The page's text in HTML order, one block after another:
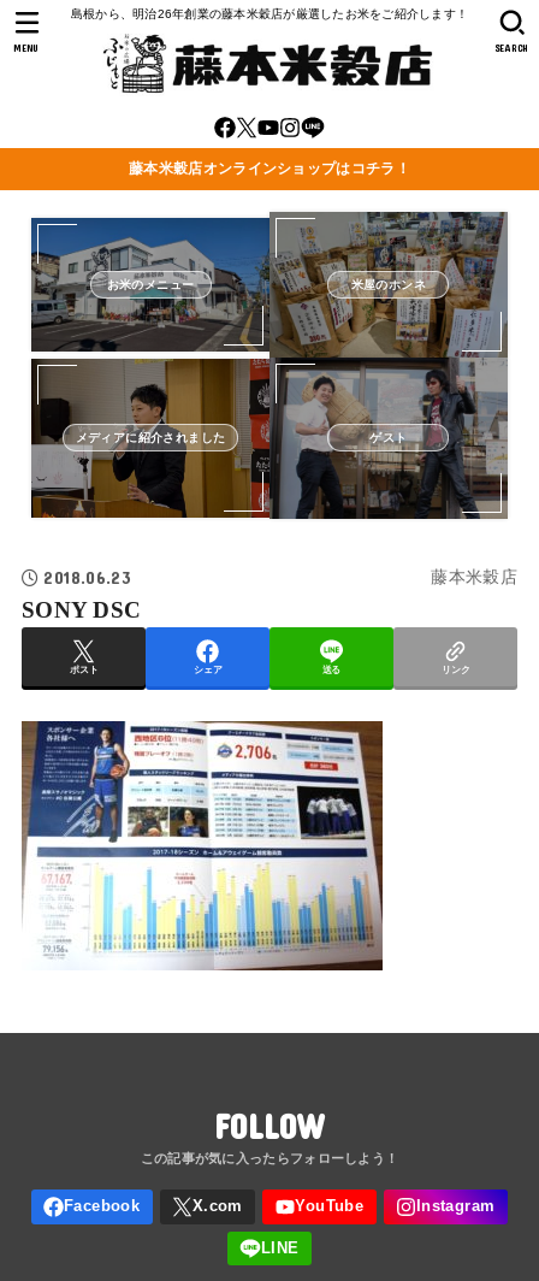
島根から、明治26年創業の藤本米穀店が厳選したお米をご紹介します！
SEARCH
MENU
藤本米穀店オンラインショップはコチラ！
お米のメニュー 米屋のホンネ
メディアに紹介されました ゲスト
2018.06.23 藤本米穀店
SONY DSC
ポスト シェア 送る リンク
FOLLOW